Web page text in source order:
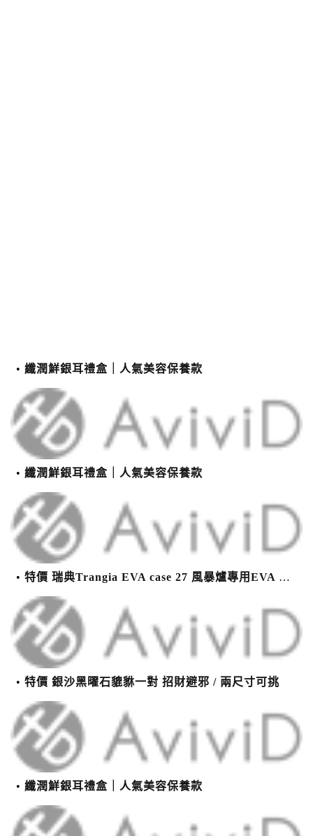
纖潤鮮銀耳禮盒｜人氣美容保養款
纖潤鮮銀耳禮盒｜人氣美容保養款
特價 瑞典Trangia EVA case 27 風暴爐專用EVA 防護外盒(小)-黑
特價 銀沙黑曜石貔貅一對 招財避邪 / 兩尺寸可挑
纖潤鮮銀耳禮盒｜人氣美容保養款